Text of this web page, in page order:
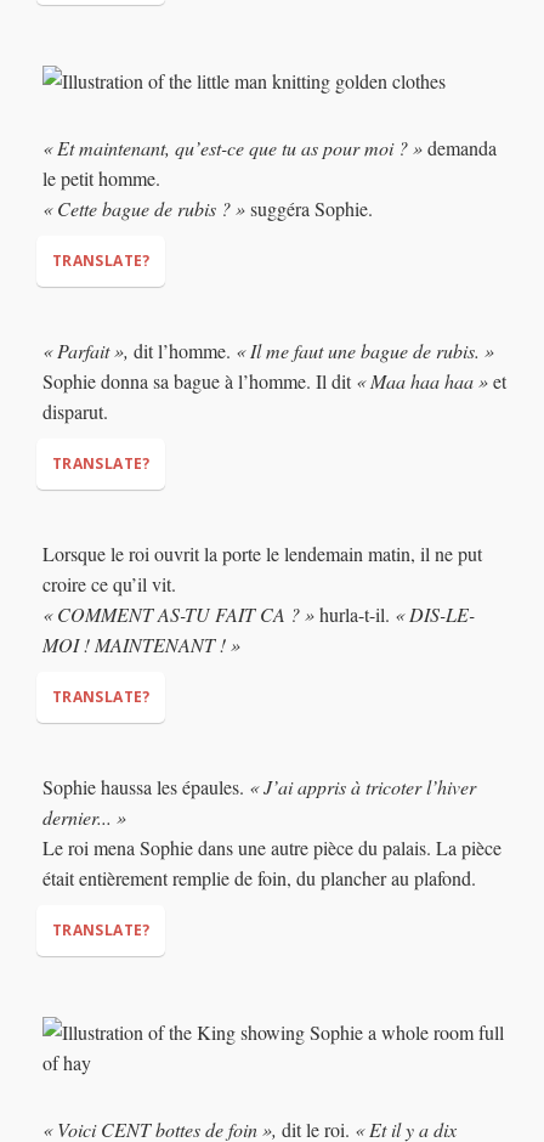
« Et maintenant, qu’est-ce que tu as pour moi ? »demanda
le petit homme.
« Cette bague de rubis ? »suggéra Sophie.
TRANSLATE?
"This ruby ring?"
« Parfait », dit l’homme. « Il me faut une bague de rubis. »
Sophie donna sa bague à l’homme. Il dit« Maa haa haa »et
disparut.
TRANSLATE?
"Maa haa haa"
Lorsque le roi ouvrit la porte le lendemain matin, il ne put
croire ce qu’il vit.
« COMMENT AS-TU FAIT CA ? »hurla-t-il. « DIS-LE-
MOI ! MAINTENANT ! »
TRANSLATE?
"HOW DID YOU DO THIS?"
Sophie haussa les épaules. « J’ai appris à tricoter l’hiver
dernier... »
Le roi mena Sophie dans une autre pièce du palais. La pièce
était entièrement remplie de foin, du plancher au plafond.
TRANSLATE?
« Voici CENT bottes de foin », dit le roi. « Et il y a dix